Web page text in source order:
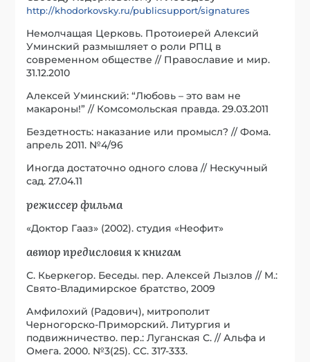
http://khodorkovsky.ru/publicsupport/signatures
Немолчащая Церковь. Протоиерей Алексий
Уминский размышляет о роли РПЦ в
современном обществе // Православие и мир.
31.12.2010
Алексей Уминский: “Любовь – это вам не
макароны!” // Комсомольская правда. 29.03.2011
Бездетность: наказание или промысл? // Фома.
апрель 2011. №4/96
Иногда достаточно одного слова // Нескучный
сад. 27.04.11
режиссер фильма
«Доктор Гааз» (2002). студия «Неофит»
автор предисловия к книгам
С. Кьеркегор. Беседы. пер. Алексей Лызлов // М.:
Свято-Владимирское братство, 2009
Амфилохий (Радович), митрополит
Черногорско-Приморский. Литургия и
подвижничество. пер.: Луганская С. // Альфа и
Омега. 2000. №3(25). СС. 317-333.